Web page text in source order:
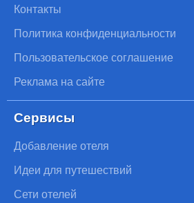
Контакты
Политика конфиденциальности
Пользовательское соглашение
Реклама на сайте
Сервисы
Добавление отеля
Идеи для путешествий
Сети отелей